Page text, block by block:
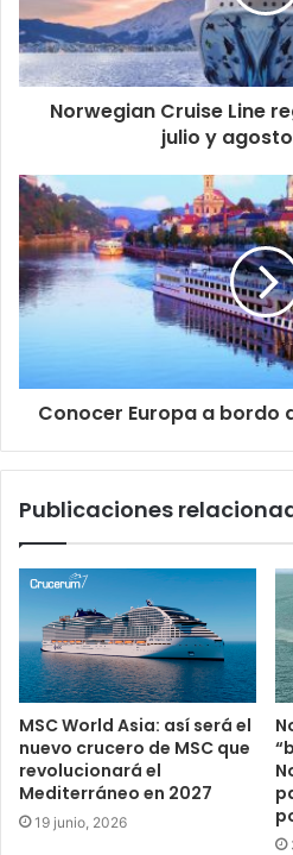
Norwegian Cruise Line
julio y
Conocer Europa a bordo
Publicaciones
MSC World Asia: así será el
nuevo crucero de MSC que
revolucionará el
Mediterráneo en 2027
19 junio, 2026